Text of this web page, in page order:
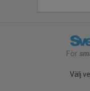
För
Välj